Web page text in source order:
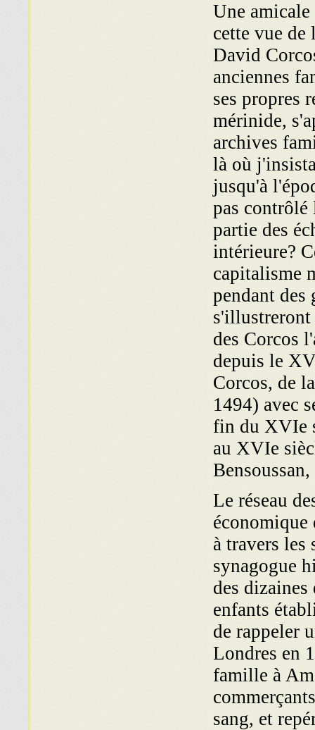
Une
cette vue
David
anciennes
ses propres
mérinide,
archives
là où
jusqu'à
pas contrôlé
partie des
intérieure?
capitalisme
pendant des
s'illustreront
des Corcos
depuis le
Corcos, de
1494) avec
fin du XVIe
au XVIe
Le réseau
économique
à travers
synagogue
des
enfants
de rappeler
Londres en
famille à
sang, et